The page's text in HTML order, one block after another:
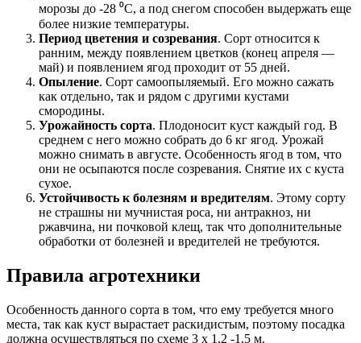
морозы до -28 ⁰С, а под снегом способен выдержать еще
более низкие температуры.
Период цветения и созревания. Сорт относится к
ранним, между появлением цветков (конец апреля —
май) и появлением ягод проходит от 55 дней.
Опыление. Сорт самоопыляемый. Его можно сажать
как отдельно, так и рядом с другими кустами
смородины.
Урожайность сорта. Плодоносит куст каждый год. В
среднем с него можно собрать до 6 кг ягод. Урожай
можно снимать в августе. Особенность ягод в том, что
они не осыпаются после созревания. Снятие их с куста
сухое.
Устойчивость к болезням и вредителям. Этому сорту
не страшны ни мучнистая роса, ни антракноз, ни
ржавчина, ни почковой клещ, так что дополнительные
обработки от болезней и вредителей не требуются.
Правила агротехники
Особенность данного сорта в том, что ему требуется много
места, так как куст вырастает раскидистым, поэтому посадка
должна осуществляться по схеме 3 х 1,2 -1,5 м.